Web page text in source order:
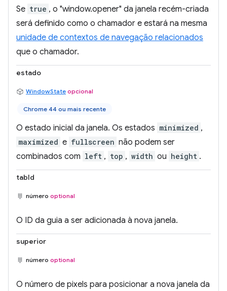
Se true , o "window.opener" da janela recém-criada
será definido como o chamador e estará na mesma
unidade de contextos de navegação relacionados
que o chamador.
estado
WindowState opcional
Chrome 44 ou mais recente
O estado inicial da janela. Os estados minimized ,
maximized e fullscreen não podem ser
combinados com left , top , width ou height .
tabId
número optional
O ID da guia a ser adicionada à nova janela.
superior
número optional
O número de pixels para posicionar a nova janela da